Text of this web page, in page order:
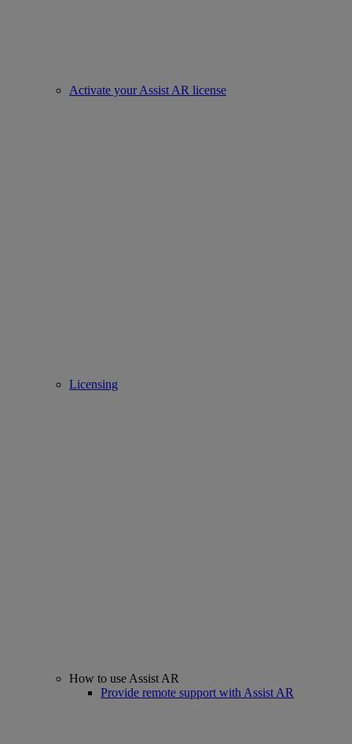
Activate your Assist AR license
Licensing
How to use Assist AR
Provide remote support with Assist AR